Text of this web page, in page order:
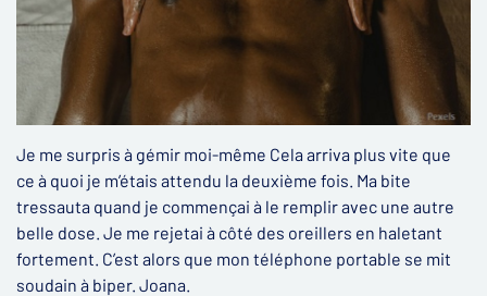
Je me surpris à gémir moi-même Cela arriva plus vite que
ce à quoi je m’étais attendu la deuxième fois. Ma bite
tressauta quand je commençai à le remplir avec une autre
belle dose. Je me rejetai à côté des oreillers en haletant
fortement. C’est alors que mon téléphone portable se mit
soudain à biper. Joana.